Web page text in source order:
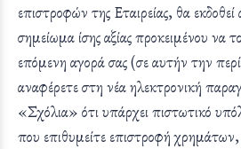
επιστροφών της Εταιρείας, θα
σημείωμα ίσης αξίας προκειμένου να
επόμενη αγορά σας (σε αυτήν την
αναφέρετε στη νέα ηλεκτρονική
«Σχόλια» ότι υπάρχει πιστωτικό
που επιθυμείτε επιστροφή